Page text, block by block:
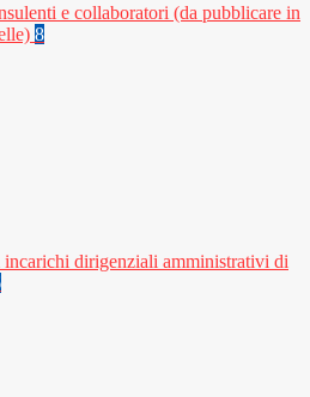
e collaboratori (da pubblicare in
8
dirigenziali amministrativi di